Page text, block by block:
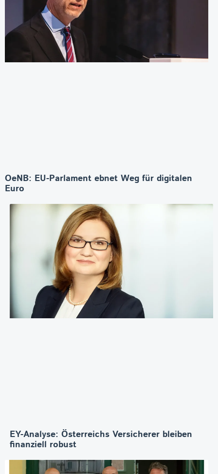
OeNB: EU-Parlament ebnet Weg für digitalen
Euro
EY-Analyse: Österreichs Versicherer bleiben
finanziell robust